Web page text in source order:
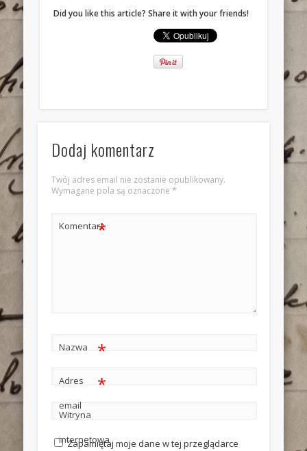
Did you like this article? Share it with your friends!
Dodaj komentarz
Twój adres email nie zostanie opublikowany.
Wymagane pola są oznaczone *
Komentarz
*
Nazwa *
Adres
email
*
Witryna
internetowa
Zapamiętaj moje dane w tej przeglądarce